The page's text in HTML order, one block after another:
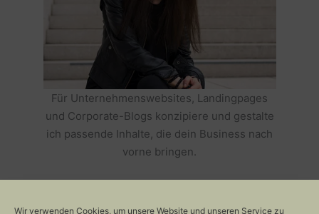
Wir verwenden Cookies, um unsere Website und unseren Service zu
Für Unternehmenswebsites, Landingpages
und Corporate-Blogs konzipiere und gestalte
ich passende Inhalte, die dein Business nach
vorne bringen.
ERFOLGREICH MACHEN >>